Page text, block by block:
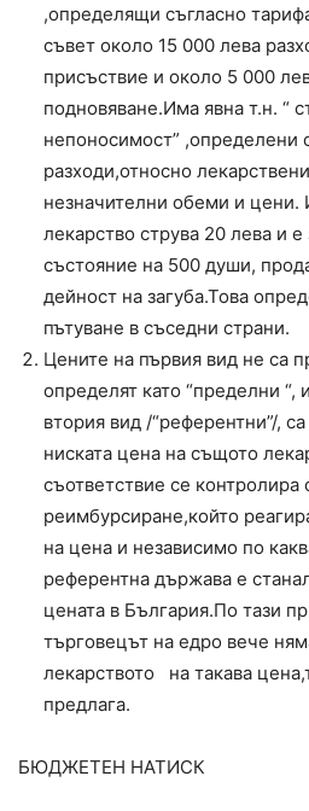
,определящи съгласно
съвет около 15 000 лева
присъствие и около 5 000
подновяване.Има явна т.н. “
непоносимост” ,определени
разходи,относно
незначителни обеми и цени.
лекарство струва 20 лева и е
състояние на 500 души,
дейност на загуба.Това
пътуване в съседни страни.
Цените на първия вид не са
определят като “пределни “,
втория вид /“референтни”/,
ниската цена на същото
съответствие се
реимбурсиране,който
на цена и независимо по
референтна държава е
цената в България.По тази
търговецът на едро вече
лекарството на такава
предлага.
БЮДЖЕТЕН НАТИСК